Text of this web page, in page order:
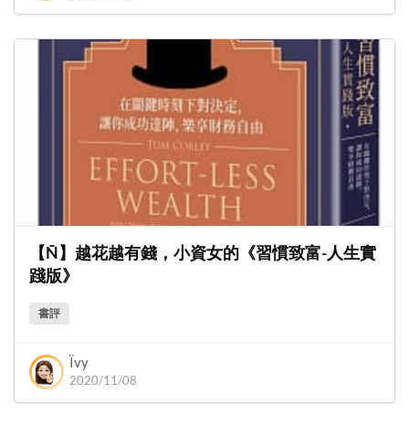
【Ñ】越花越有錢，小資女的《習慣致富-人生實
踐版》
書評
Ïvy
2020/11/08